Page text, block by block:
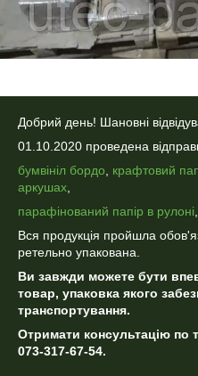
Добрий день! Шановні
01.10.2020 проведена
бумвініл бордо
крафтовий
аркушах
парафінований папір в рулоні
Вся продукція пройшла
ретельно упакована.
Ви завжди можете бути
товар, упаковка якого
транспортування.
Отримати консультацію по
073-317-67-54.